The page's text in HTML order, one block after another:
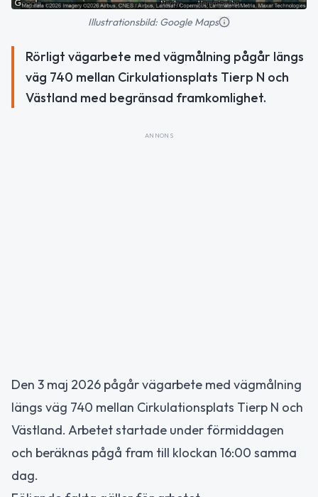
Illustrationsbild: Google Maps
Rörligt vägarbete med vägmålning pågår längs
väg 740 mellan Cirkulationsplats Tierp N och
Västland med begränsad framkomlighet.
ANNONS
Den 3 maj 2026 pågår vägarbete med vägmålning
längs väg 740 mellan Cirkulationsplats Tierp N och
Västland. Arbetet startade under förmiddagen
och beräknas pågå fram till klockan 16:00 samma
dag.